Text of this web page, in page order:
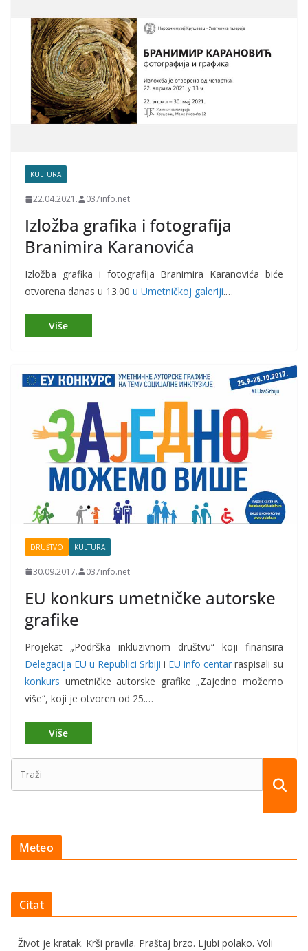
KULTURA
22.04.2021. 037info.net
Izložba grafika i fotografija
Branimira Karanovića
Izložba grafika i fotografija Branimira Karanovića biće
otvorena danas u 13.00 u Umetničkoj galeriji.…
DRUŠTVO KULTURA
30.09.2017. 037info.net
EU konkurs umetničke autorske
grafike
Projekat „Podrška inkluzivnom društvu“ koji finansira
Delegacija EU u Republici Srbiji i EU info centar raspisali su
konkurs umetničke autorske grafike „Zajedno možemo
više“, koji je otvoren od 25.…
Meteo
Citat
Život je kratak. Krši pravila. Praštaj brzo. Ljubi polako. Voli